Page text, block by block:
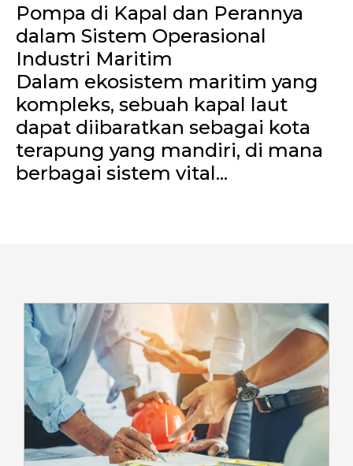
Pompa di Kapal dan Perannya
dalam Sistem Operasional
Industri Maritim
Dalam ekosistem maritim yang
kompleks, sebuah kapal laut
dapat diibaratkan sebagai kota
terapung yang mandiri, di mana
berbagai sistem vital...